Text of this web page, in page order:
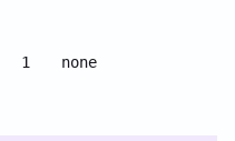
1 none